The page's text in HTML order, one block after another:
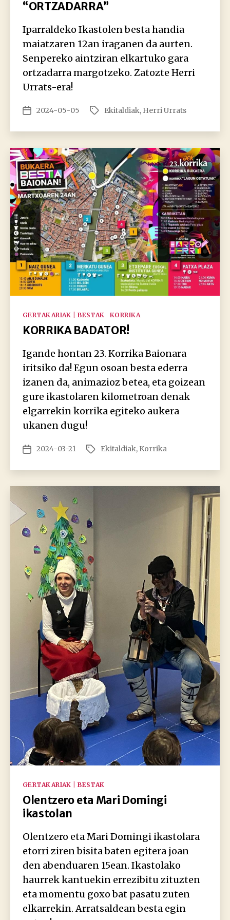
“ORTZADARRA”
Iparraldeko Ikastolen besta handia
maiatzaren 12an iraganen da aurten.
Senpereko aintziran elkartuko gara
ortzadarra margotzeko. Zatozte Herri
Urrats-era!
Argitalpenaren
2024-05-05 EtiketakEkitaldiak, Herri Urrats
Kategoriak
GERTAKARIAK | BESTAK KORRIKA
KORRIKA BADATOR!
Igande hontan 23. Korrika Baionara
iritsiko da! Egun osoan besta ederra
izanen da, animazioz betea, eta goizean
gure ikastolaren kilometroan denak
elgarrekin korrika egiteko aukera
ukanen dugu!
Argitalpenaren
2024-03-21 EtiketakEkitaldiak, Korrika
Kategoriak
GERTAKARIAK | BESTAK
Olentzero eta Mari Domingi
ikastolan
Olentzero eta Mari Domingi ikastolara
etorri ziren bisita baten egitera joan
den abenduaren 15ean. Ikastolako
haurrek kantuekin errezibitu zituzten
eta momentu goxo bat pasatu zuten
elkarrekin. Arratsaldean besta egin